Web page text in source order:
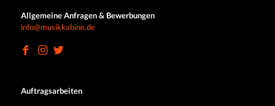
Allgemeine Anfragen & Bewerbungen
info@musikkabine.de
Auftragsarbeiten